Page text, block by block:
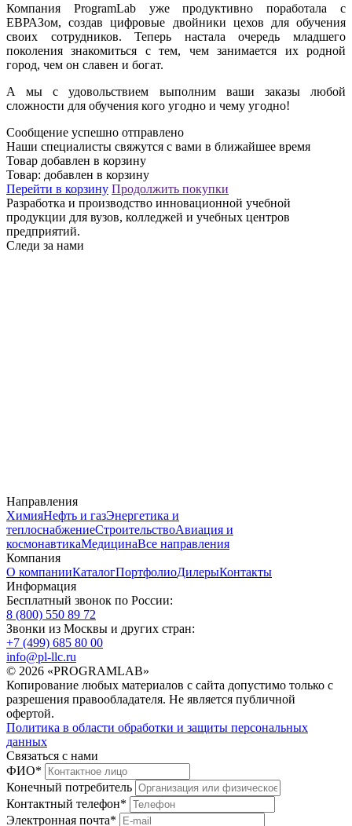
Компания ProgramLab уже продуктивно поработала с
ЕВРАЗом, создав цифровые двойники цехов для обучения
своих сотрудников. Теперь настала очередь младшего
поколения знакомиться с тем, чем занимается их родной
город, чем он славен и богат.
А мы с удовольствием выполним ваши заказы любой
сложности для обучения кого угодно и чему угодно!
Сообщение успешно отправлено
Наши специалисты свяжутся с вами в ближайшее время
Товар добавлен в корзину
Товар: добавлен в корзину
Перейти в корзину Продолжить покупки
Разработка и производство инновационной учебной
продукции для вузов, колледжей и учебных центров
предприятий.
Следи за нами
Направления
ХимияНефть и газЭнергетика и
теплоснабжениеСтроительствоАвиация и
космонавтикаМедицинаВсе направления
Компания
О компанииКаталогПортфолиоДилерыКонтакты
Информация
Бесплатный звонок по России:
8 (800) 550 89 72
Звонки из Москвы и других стран:
+7 (499) 685 80 00
info@pl-llc.ru
© 2026 «PROGRAMLAB»
Копирование любых материалов с сайта допустимо только с
разрешения правообладателя. Не является публичной
офертой.
Политика в области обработки и защиты персональных
данных
Связаться с нами
ФИО*
Конечный потребитель
Контактный телефон*
Электронная почта*